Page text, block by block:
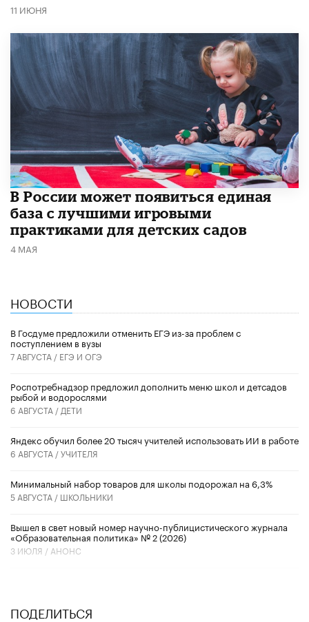
11 ИЮНЯ
В России может появиться единая
база с лучшими игровыми
практиками для детских садов
4 МАЯ
НОВОСТИ
В Госдуме предложили отменить ЕГЭ из-за проблем с
поступлением в вузы
7 АВГУСТА / ЕГЭ И ОГЭ
Роспотребнадзор предложил дополнить меню школ и детсадов
рыбой и водорослями
6 АВГУСТА / ДЕТИ
​Яндекс обучил более 20 тысяч учителей использовать ИИ в работе
6 АВГУСТА /УЧИТЕЛЯ
Минимальный набор товаров для школы подорожал на 6,3%
5 АВГУСТА / ШКОЛЬНИКИ
Вышел в свет новый номер научно-публицистического журнала
«Образовательная политика» № 2 (2026)
3 ИЮЛЯ / АНОНС
ПОДЕЛИТЬСЯ